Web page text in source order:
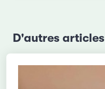
D'autres articles